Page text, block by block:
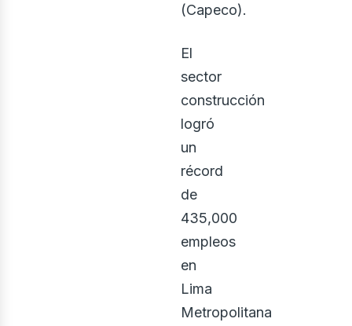
(Capeco).
El
sector
construcción
logró
un
récord
de
435,000
empleos
en
Lima
Metropolitana